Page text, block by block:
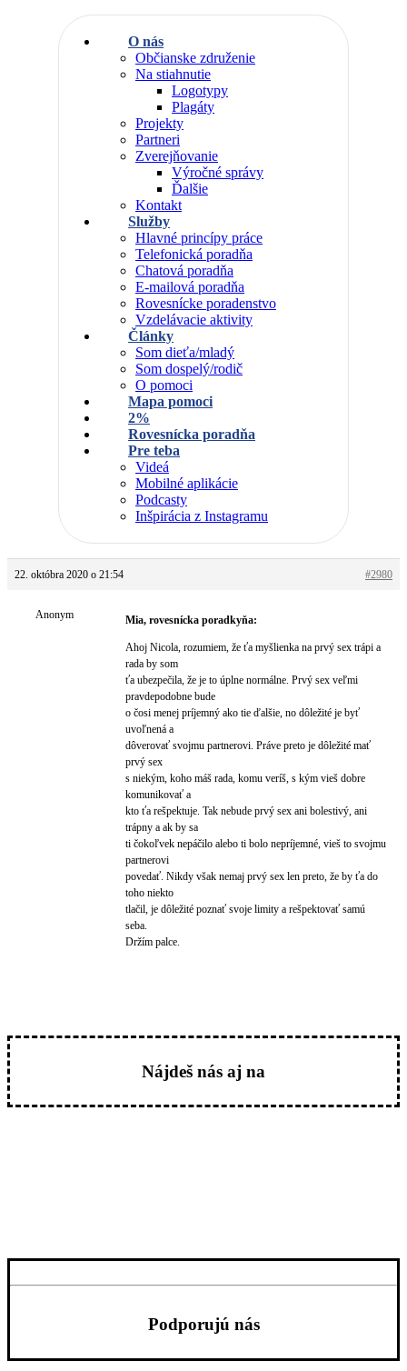
O nás
Občianske združenie
Na stiahnutie
Logotypy
Plagáty
Projekty
Partneri
Zverejňovanie
Výročné správy
Ďalšie
Kontakt
Služby
Hlavné princípy práce
Telefonická poradňa
Chatová poradňa
E-mailová poradňa
Rovesnícke poradenstvo
Vzdelávacie aktivity
Články
Som dieťa/mladý
Som dospelý/rodič
O pomoci
Mapa pomoci
2%
Rovesnícka poradňa
Pre teba
Videá
Mobilné aplikácie
Podcasty
Inšpirácia z Instagramu
22. októbra 2020 o 21:54 #2980
Anonym Mia, rovesnícka poradkyňa:
Ahoj Nicola, rozumiem, že ťa myšlienka na prvý sex trápi a
rada by som
ťa ubezpečila, že je to úplne normálne. Prvý sex veľmi
pravdepodobne bude
o čosi menej príjemný ako tie ďalšie, no dôležité je byť
uvoľnená a
dôverovať svojmu partnerovi. Práve preto je dôležité mať
prvý sex
s niekým, koho máš rada, komu veríš, s kým vieš dobre
komunikovať a
kto ťa rešpektuje. Tak nebude prvý sex ani bolestivý, ani
trápny a ak by sa
ti čokoľvek nepáčilo alebo ti bolo nepríjemné, vieš to svojmu
partnerovi
povedať. Nikdy však nemaj prvý sex len preto, že by ťa do
toho niekto
tlačil, je dôležité poznať svoje limity a rešpektovať samú
seba.
Držím palce.
Nájdeš nás aj na
Podporujú nás